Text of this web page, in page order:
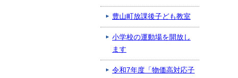
豊山町放課後子ども教室
小学校の運動場を開放し
ます
令和7年度「物価高対応子